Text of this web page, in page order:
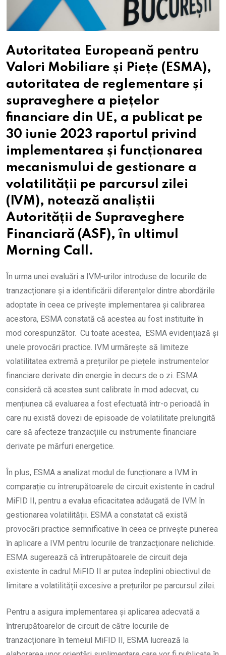
Autoritatea Europeană pentru
Valori Mobiliare și Piețe (ESMA),
autoritatea de reglementare și
supraveghere a piețelor
financiare din UE, a publicat pe
30 iunie 2023 raportul privind
implementarea și funcționarea
mecanismului de gestionare a
volatilității pe parcursul zilei
(IVM), notează analiștii
Autorității de Supraveghere
Financiară (ASF), în ultimul
Morning Call.
În urma unei evaluări a IVM-urilor introduse de locurile de
tranzacționare și a identificării diferențelor dintre abordările
adoptate în ceea ce privește implementarea și calibrarea
acestora, ESMA constată că acestea au fost instituite în
mod corespunzător. Cu toate acestea, ESMA evidențiază și
unele provocări practice. IVM urmărește să limiteze
volatilitatea extremă a prețurilor pe piețele instrumentelor
financiare derivate din energie în decurs de o zi. ESMA
consideră că acestea sunt calibrate în mod adecvat, cu
mențiunea că evaluarea a fost efectuată într-o perioadă în
care nu există dovezi de episoade de volatilitate prelungită
care să afecteze tranzacțiile cu instrumente financiare
derivate pe mărfuri energetice.
În plus, ESMA a analizat modul de funcționare a IVM în
comparație cu întrerupătoarele de circuit existente în cadrul
MiFID II, pentru a evalua eficacitatea adăugată de IVM în
gestionarea volatilității. ESMA a constatat că există
provocări practice semnificative în ceea ce privește punerea
în aplicare a IVM pentru locurile de tranzacționare nelichide.
ESMA sugerează că întrerupătoarele de circuit deja
existente în cadrul MiFID II ar putea îndeplini obiectivul de
limitare a volatilității excesive a prețurilor pe parcursul zilei.
Pentru a asigura implementarea și aplicarea adecvată a
întrerupătoarelor de circuit de către locurile de
tranzacționare în temeiul MiFID II, ESMA lucrează la